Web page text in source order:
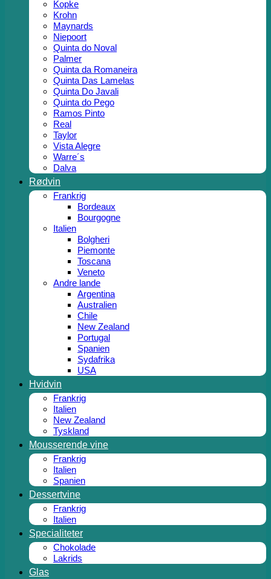
Kopke
Krohn
Maynards
Niepoort
Quinta do Noval
Palmer
Quinta da Romaneira
Quinta Das Lamelas
Quinta Do Javali
Quinta do Pego
Ramos Pinto
Real
Taylor
Vista Alegre
Warre´s
Dalva
Rødvin
Frankrig
Bordeaux
Bourgogne
Italien
Bolgheri
Piemonte
Toscana
Veneto
Andre lande
Argentina
Australien
Chile
New Zealand
Portugal
Spanien
Sydafrika
USA
Hvidvin
Frankrig
Italien
New Zealand
Tyskland
Mousserende vine
Frankrig
Italien
Spanien
Dessertvine
Frankrig
Italien
Specialiteter
Chokolade
Lakrids
Glas